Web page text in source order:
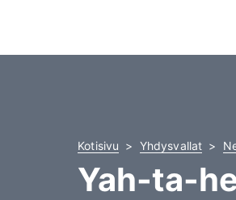
Kotisivu Yhdysvallat
Yah-ta-